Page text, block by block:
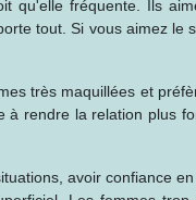
qu'elle fréquente. Ils
tout. Si vous aimez le
très maquillées et
rendre la relation plus
avoir confiance